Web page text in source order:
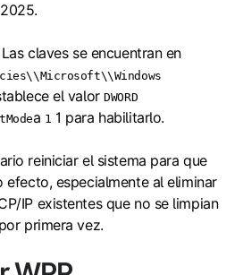
Las claves se encuentran en
el valor DWORD
a 1 1 para habilitarlo.
reiniciar el sistema para que
especialmente al eliminar
IP existentes que no se limpian
primera vez.